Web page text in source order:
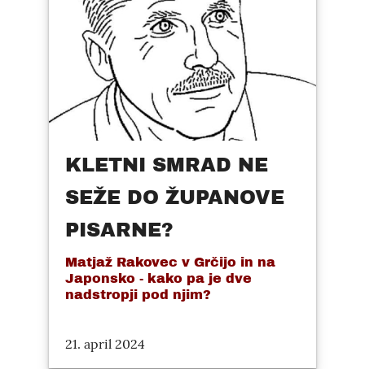
KLETNI SMRAD NE
SEŽE DO ŽUPANOVE
PISARNE?
Matjaž Rakovec v Grčijo in na
Japonsko - kako pa je dve
nadstropji pod njim?
21. april 2024